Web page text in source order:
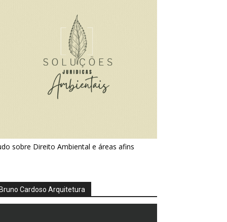
sobre Direito Ambiental e áreas afins
Cardoso Arquitetura